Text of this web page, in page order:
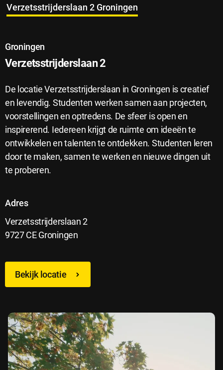
Verzetsstrijderslaan 2 Groningen
Verzetsstrijderslaan 2
Groningen
De locatie Verzetsstrijderslaan in Groningen is creatief
en levendig. Studenten werken samen aan projecten,
voorstellingen en optredens. De sfeer is open en
inspirerend. Iedereen krijgt de ruimte om ideeën te
ontwikkelen en talenten te ontdekken. Studenten leren
door te maken, samen te werken en nieuwe dingen uit
te proberen.
Adres
Verzetsstrijderslaan 2
9727 CE Groningen
Bekijk locatie